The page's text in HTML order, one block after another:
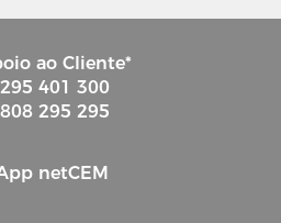
ao Cliente*
295 401 300
808 295 295
netCEM